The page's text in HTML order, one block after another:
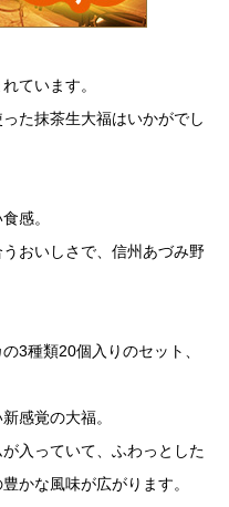
ています。
た抹茶生大福はいかがでし
感。
おいしさで、信州あづみ野
3種類20個入りのセット、
感覚の大福。
入っていて、ふわっとした
かな風味が広がります。